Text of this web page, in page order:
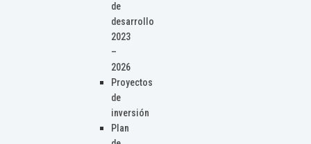
de
desarrollo
2023
–
2026
Proyectos
de
inversión
Plan